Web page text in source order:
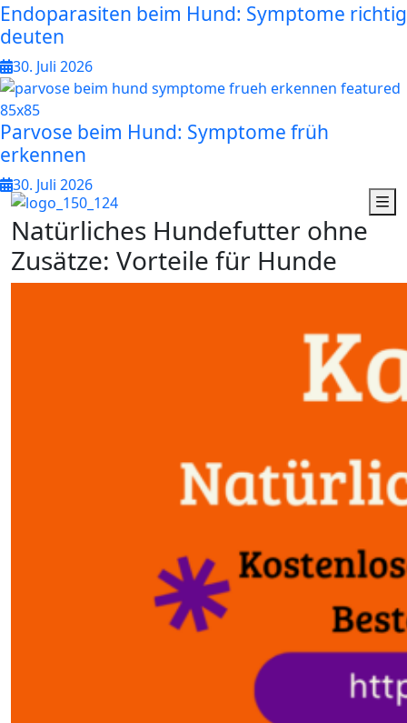
Endoparasiten beim Hund: Symptome richtig
deuten
30. Juli 2026
Parvose beim Hund: Symptome früh
erkennen
30. Juli 2026
Natürliches Hundefutter ohne
Zusätze: Vorteile für Hunde